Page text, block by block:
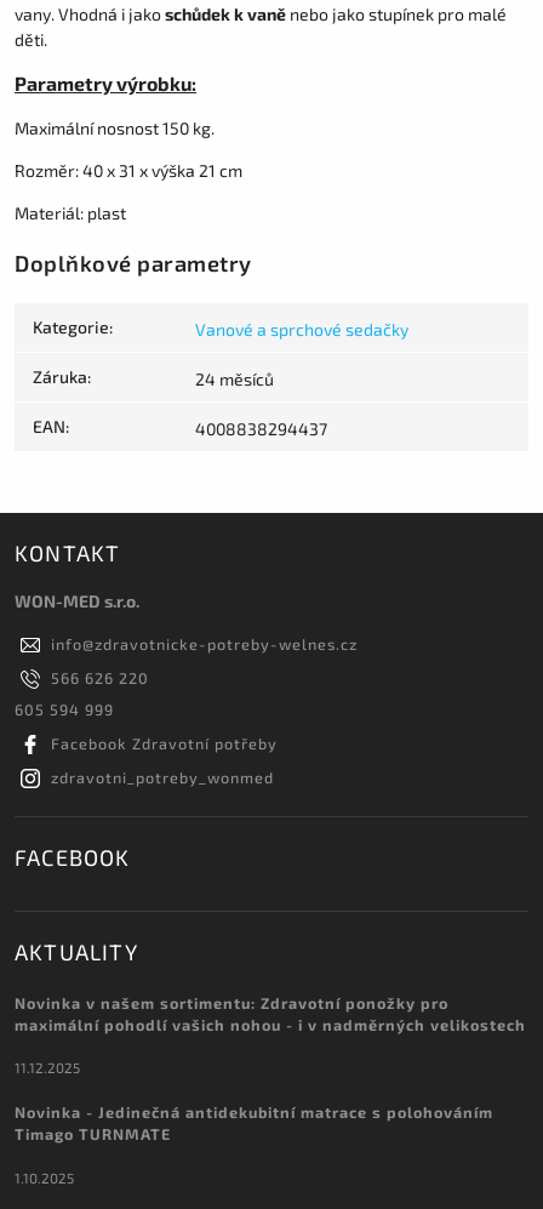
vany. Vhodná i jakoschůdek k vaně nebo jako stupínek pro malé
děti.
Parametry výrobku:
Maximální nosnost 150 kg.
Rozměr: 40 x 31 x výška 21 cm
Materiál: plast
Doplňkové parametry
Kategorie: Vanové a sprchové sedačky
Záruka: 24 měsíců
EAN: 4008838294437
KONTAKT
WON-MED s.r.o.
info@zdravotnicke-potreby-welnes.cz
566 626 220
605 594 999
Facebook Zdravotní potřeby
zdravotni_potreby_wonmed
FACEBOOK
AKTUALITY
Novinka v našem sortimentu: Zdravotní ponožky pro
maximální pohodlí vašich nohou - i v nadměrných velikostech
11.12.2025
Novinka - Jedinečná antidekubitní matrace s polohováním
Timago TURNMATE
1.10.2025